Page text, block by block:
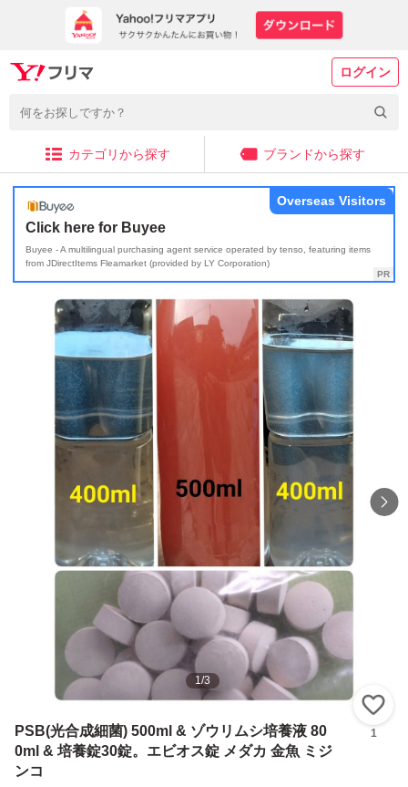
ログイン
カテゴリから探す ブランドから探す
Click here for Buyee
Buyee - A multilingual purchasing agent service operated by tenso, featuring items
from JDirectItems Fleamarket (provided by LY Corporation)
Overseas Visitors
1/3
PSB(光合成細菌) 500ml & ゾウリムシ培養液 80
0ml & 培養錠30錠。エビオス錠 メダカ 金魚 ミジ
ンコ
1